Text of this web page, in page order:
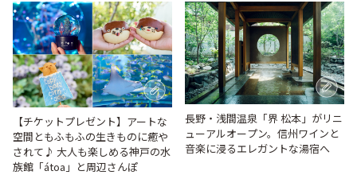
【チケットプレゼント】アートな
空間ともふもふの生きものに癒や
されて♪ 大人も楽しめる神戸の水
族館「átoa」と周辺さんぽ
長野・浅間温泉「界 松本」がリニ
ューアルオープン。信州ワインと
音楽に浸るエレガントな湯宿へ